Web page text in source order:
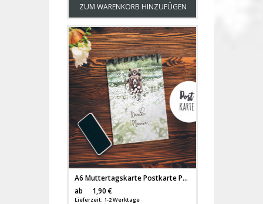
ZUM WARENKORB HINZUFÜGEN
A6 Muttertagskarte Postkarte Print Bären Mama & Kind mit Pusteblumen & Spruch Danke Mama... pk187
ab
1,90 €
Lieferzeit: 1-2 Werktage